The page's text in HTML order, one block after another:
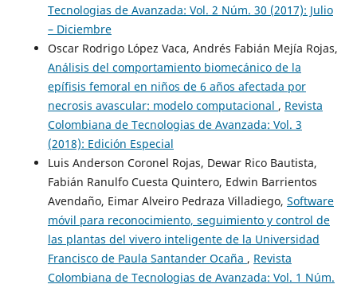
Tecnologias de Avanzada: Vol. 2 Núm. 30 (2017): Julio
– Diciembre
Oscar Rodrigo López Vaca, Andrés Fabián Mejía Rojas,
Análisis del comportamiento biomecánico de la
epífisis femoral en niños de 6 años afectada por
necrosis avascular: modelo computacional , Revista
Colombiana de Tecnologias de Avanzada: Vol. 3
(2018): Edición Especial
Luis Anderson Coronel Rojas, Dewar Rico Bautista,
Fabián Ranulfo Cuesta Quintero, Edwin Barrientos
Avendaño, Eimar Alveiro Pedraza Villadiego, Software
móvil para reconocimiento, seguimiento y control de
las plantas del vivero inteligente de la Universidad
Francisco de Paula Santander Ocaña , Revista
Colombiana de Tecnologias de Avanzada: Vol. 1 Núm.